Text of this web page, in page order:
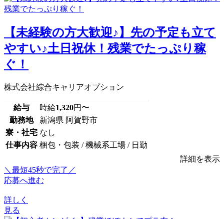
【未経験の方大歓迎♪】先の予定も立て
やすい♪土日祝休！残業でたっぷり稼
ぐ！
株式会社綜合キャリアオプション
給与 時給1,320円〜
勤務地
新潟県 阿賀野市
寮・社宅 なし
仕事内容 梱包・包装 / 機械系工場 / 日勤
詳細を表示
＼最短45秒で完了／
応募へ進む
詳しく
見る